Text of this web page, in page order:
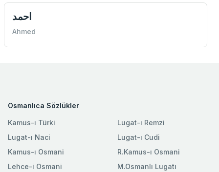
احمد
Ahmed
Osmanlıca Sözlükler
Kamus-ı Türki
Lugat-ı Naci
Kamus-ı Osmani
Lehce-i Osmani
Lugat-ı Remzi
Lugat-ı Cudi
R.Kamus-ı Osmani
M.Osmanlı Lugatı